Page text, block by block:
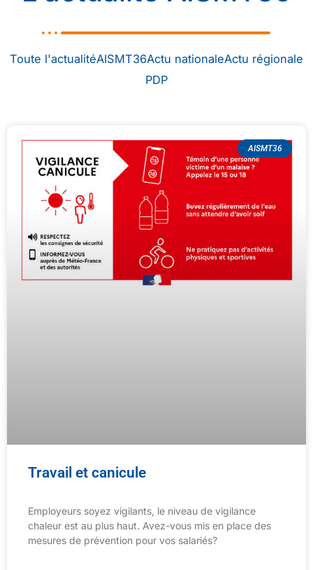
Toute l'actualitéAISMT36Actu nationaleActu régionale
PDP
AISMT36
Travail et canicule
Employeurs soyez vigilants, le niveau de vigilance
chaleur est au plus haut. Avez-vous mis en place des
mesures de prévention pour vos salariés?